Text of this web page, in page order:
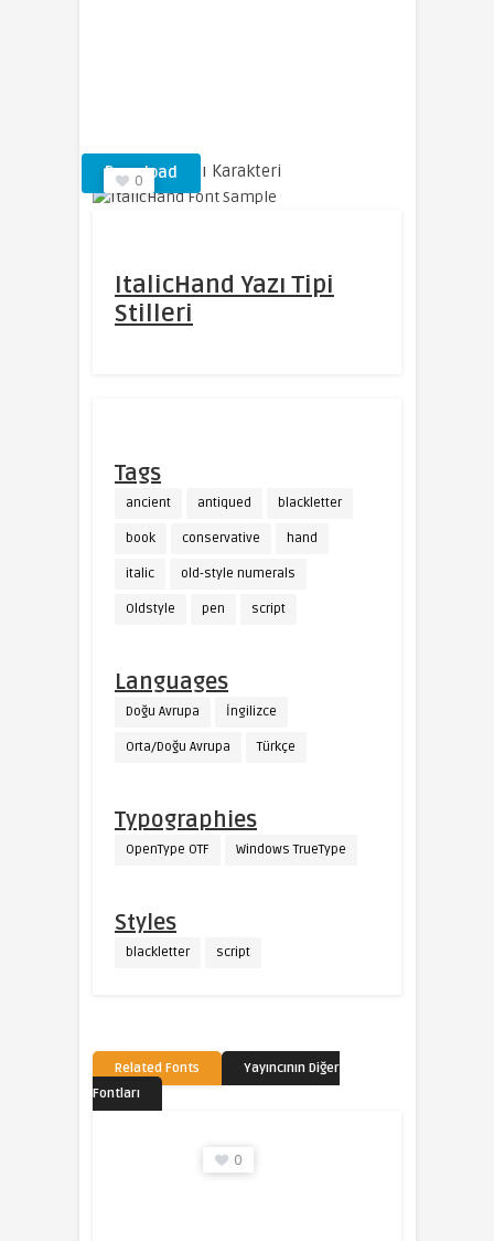
Download
0
ItalicHand Yazı Karakteri
ItalicHand Yazı Tipi
Stilleri
Tags
ancient antiqued blackletter
book conservative hand
italic old-style numerals
Oldstyle pen script
Languages
Doğu Avrupa İngilizce
Orta/Doğu Avrupa Türkçe
Typographies
OpenType OTF Windows TrueType
Styles
blackletter script
Related Fonts
Yayıncının Diğer
Fontları